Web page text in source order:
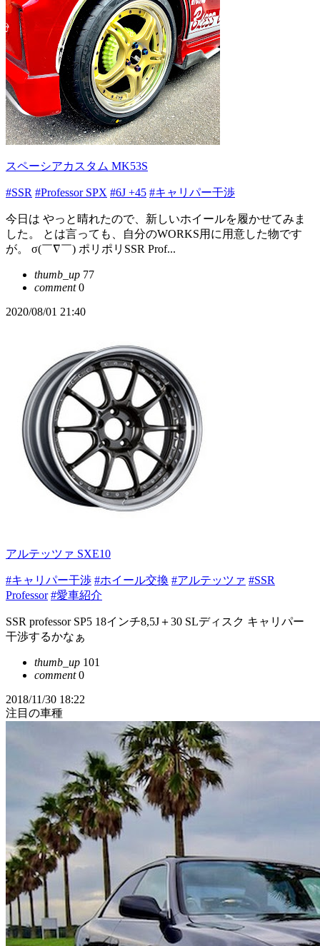
スペーシアカスタム MK53S
#SSR #Professor SPX #6J +45 #キャリパー干渉
今日は やっと晴れたので、新しいホイールを履かせてみま
した。 とは言っても、自分のWORKS用に用意した物です
が。 σ(￣∇￣) ポリポリSSR Prof...
thumb_up 77
comment0
2020/08/01 21:40
アルテッツァ SXE10
#キャリパー干渉 #ホイール交換 #アルテッツァ #SSR
Professor #愛車紹介
SSR professor SP5 18インチ8,5J＋30 SLディスク キャリパー
干渉するかなぁ
thumb_up 101
comment0
2018/11/30 18:22
注目の車種